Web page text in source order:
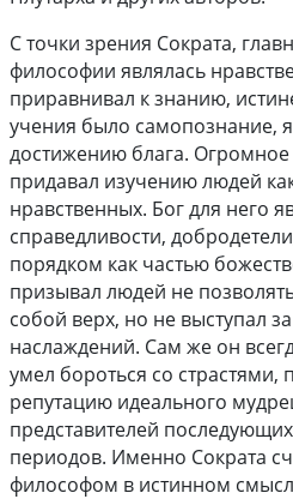
С точки зрения Сократа,
философии являлась
приравнивал к знанию,
учения было самопознание,
достижению блага.
придавал изучению людей
нравственных. Бог для него
справедливости,
порядком как частью
призывал людей не
собой верх, но не выступал
наслаждений. Сам же он
умел бороться со страстями,
репутацию идеального
представителей
периодов. Именно Сократа
философом в истинном